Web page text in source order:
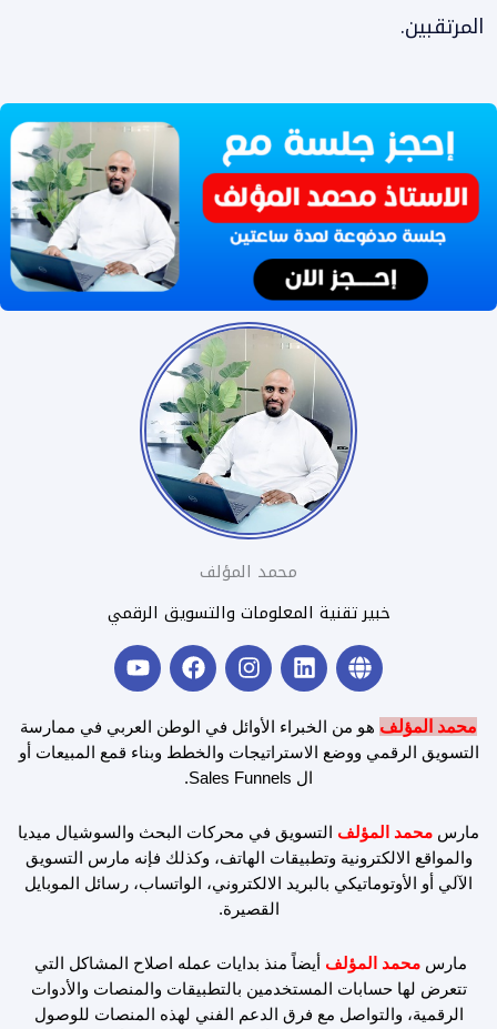
المرتقبين.
محمد المؤلف
خبير تقنية المعلومات والتسويق الرقمي
G
l
b
e
L
i
k
e
d
i
I
n
t
a
g
m
F
a
e
b
o
Y
o
t
u
محمد المؤلف هو من الخبراء الأوائل في الوطن العربي في ممارسة
التسويق الرقمي ووضع الاستراتيجات والخطط وبناء قمع المبيعات أو
ال Sales Funnels.
مارس محمد المؤلف التسويق في محركات البحث والسوشيال ميديا
والمواقع الالكترونية وتطبيقات الهاتف، وكذلك فإنه مارس التسويق
الآلي أو الأوتوماتيكي بالبريد الالكتروني، الواتساب، رسائل الموبايل
القصيرة.
مارس محمد المؤلف أيضاً منذ بدايات عمله اصلاح المشاكل التي
تتعرض لها حسابات المستخدمين بالتطبيقات والمنصات والأدوات
الرقمية، والتواصل مع فرق الدعم الفني لهذه المنصات للوصول